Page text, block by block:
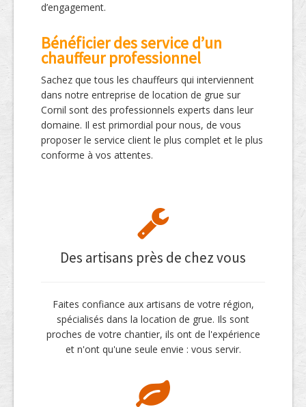
d’engagement.
Bénéficier des service d’un
chauffeur professionnel
Sachez que tous les chauffeurs qui interviennent
dans notre entreprise de location de grue sur
Cornil sont des professionnels experts dans leur
domaine. Il est primordial pour nous, de vous
proposer le service client le plus complet et le plus
conforme à vos attentes.
Des artisans près de chez vous
Faites confiance aux artisans de votre région,
spécialisés dans la location de grue. Ils sont
proches de votre chantier, ils ont de l'expérience
et n'ont qu'une seule envie : vous servir.